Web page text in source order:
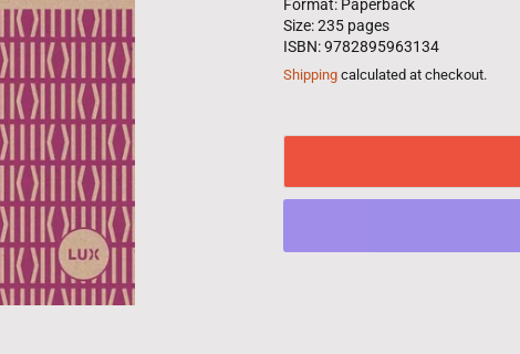
Format: Paperback
Size: 235 pages
ISBN: 9782895963134
Shipping calculated at checkout.